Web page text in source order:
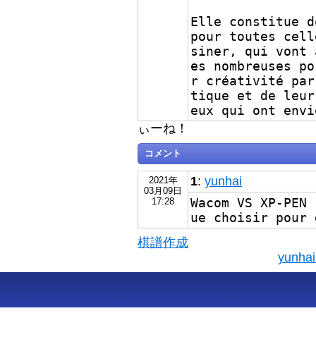
Elle constitue
pour toutes
siner, qui vont
es
r créativité par
tique et de leur
eux qui ont
ぃーね！
コメント
2021年
03月09日
17:28
1: yunhai
Wacom VS XP-
ue choisir pour
棋譜作成